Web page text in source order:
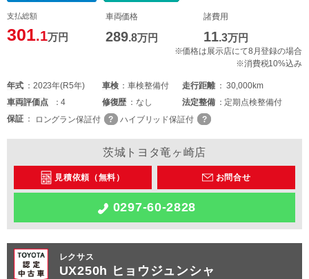
支払総額
301.1万円
車両価格
289.8万円
諸費用
11.3万円
※価格は展示店にて8月登録の場合
※消費税10%込み
年式 2023年(R5年) 車検 車検整備付 走行距離
30,000km
車両評価点 4 修復歴 なし 法定整備
定期点検整備付
保証
ロングラン保証付 ハイブリッド保証付
茨城トヨタ竜ヶ崎店
見積依頼（無料） お問合せ
0297-60-2828
レクサス
UX250h ヒョウジュンシャ